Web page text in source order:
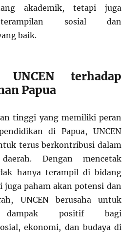
akademik, tetapi juga
sosial dan
baik.
UNCEN terhadap
Papua
tinggi yang memiliki peran
di Papua, UNCEN
terus berkontribusi dalam
daerah. Dengan mencetak
hanya terampil di bidang
juga paham akan potensi dan
UNCEN berusaha untuk
dampak positif bagi
ekonomi, dan budaya di